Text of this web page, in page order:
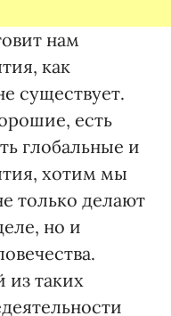
нам
как
существует.
есть
глобальные и
хотим мы
только делают
но и
из таких